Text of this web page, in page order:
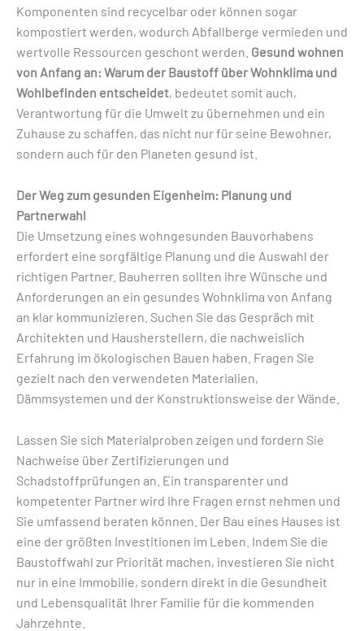
Komponenten sind recycelbar oder können sogar
kompostiert werden, wodurch Abfallberge vermieden und
wertvolle Ressourcen geschont werden. Gesund wohnen
von Anfang an: Warum der Baustoff über Wohnklima und
Wohlbefinden entscheidet, bedeutet somit auch,
Verantwortung für die Umwelt zu übernehmen und ein
Zuhause zu schaffen, das nicht nur für seine Bewohner,
sondern auch für den Planeten gesund ist.
Der Weg zum gesunden Eigenheim: Planung und
Partnerwahl
Die Umsetzung eines wohngesunden Bauvorhabens
erfordert eine sorgfältige Planung und die Auswahl der
richtigen Partner. Bauherren sollten ihre Wünsche und
Anforderungen an ein gesundes Wohnklima von Anfang
an klar kommunizieren. Suchen Sie das Gespräch mit
Architekten und Hausherstellern, die nachweislich
Erfahrung im ökologischen Bauen haben. Fragen Sie
gezielt nach den verwendeten Materialien,
Dämmsystemen und der Konstruktionsweise der Wände.
Lassen Sie sich Materialproben zeigen und fordern Sie
Nachweise über Zertifizierungen und
Schadstoffprüfungen an. Ein transparenter und
kompetenter Partner wird Ihre Fragen ernst nehmen und
Sie umfassend beraten können. Der Bau eines Hauses ist
eine der größten Investitionen im Leben. Indem Sie die
Baustoffwahl zur Priorität machen, investieren Sie nicht
nur in eine Immobilie, sondern direkt in die Gesundheit
und Lebensqualität Ihrer Familie für die kommenden
Jahrzehnte.